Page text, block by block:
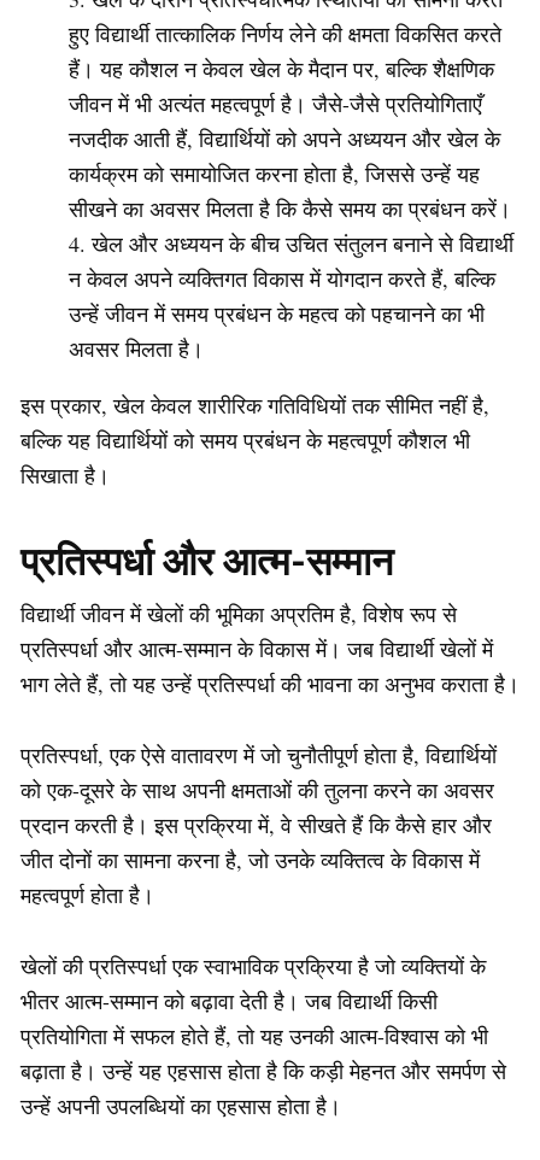
हुए विद्यार्थी तात्कालिक निर्णय लेने की क्षमता विकसित करते
हैं। यह कौशल न केवल खेल के मैदान पर, बल्कि शैक्षणिक
जीवन में भी अत्यंत महत्वपूर्ण है। जैसे-जैसे प्रतियोगिताएँ
नजदीक आती हैं, विद्यार्थियों को अपने अध्ययन और खेल के
कार्यक्रम को समायोजित करना होता है, जिससे उन्हें यह
सीखने का अवसर मिलता है कि कैसे समय का प्रबंधन करें।
खेल और अध्ययन के बीच उचित संतुलन बनाने से विद्यार्थी
न केवल अपने व्यक्तिगत विकास में योगदान करते हैं, बल्कि
उन्हें जीवन में समय प्रबंधन के महत्व को पहचानने का भी
अवसर मिलता है।
इस प्रकार, खेल केवल शारीरिक गतिविधियों तक सीमित नहीं है,
बल्कि यह विद्यार्थियों को समय प्रबंधन के महत्वपूर्ण कौशल भी
सिखाता है।
प्रतिस्पर्धा और आत्म-सम्मान
विद्यार्थी जीवन में खेलों की भूमिका अप्रतिम है, विशेष रूप से
प्रतिस्पर्धा और आत्म-सम्मान के विकास में। जब विद्यार्थी खेलों में
भाग लेते हैं, तो यह उन्हें प्रतिस्पर्धा की भावना का अनुभव कराता है।
प्रतिस्पर्धा, एक ऐसे वातावरण में जो चुनौतीपूर्ण होता है, विद्यार्थियों
को एक-दूसरे के साथ अपनी क्षमताओं की तुलना करने का अवसर
प्रदान करती है। इस प्रक्रिया में, वे सीखते हैं कि कैसे हार और
जीत दोनों का सामना करना है, जो उनके व्यक्तित्व के विकास में
महत्वपूर्ण होता है।
खेलों की प्रतिस्पर्धा एक स्वाभाविक प्रक्रिया है जो व्यक्तियों के
भीतर आत्म-सम्मान को बढ़ावा देती है। जब विद्यार्थी किसी
प्रतियोगिता में सफल होते हैं, तो यह उनकी आत्म-विश्वास को भी
बढ़ाता है। उन्हें यह एहसास होता है कि कड़ी मेहनत और समर्पण से
उन्हें अपनी उपलब्धियों का एहसास होता है।